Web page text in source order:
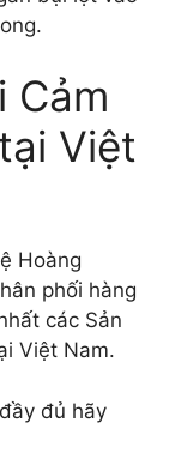
Cảm
Việt
Hoàng
phối hàng
các Sản
Việt Nam.
đủ hãy